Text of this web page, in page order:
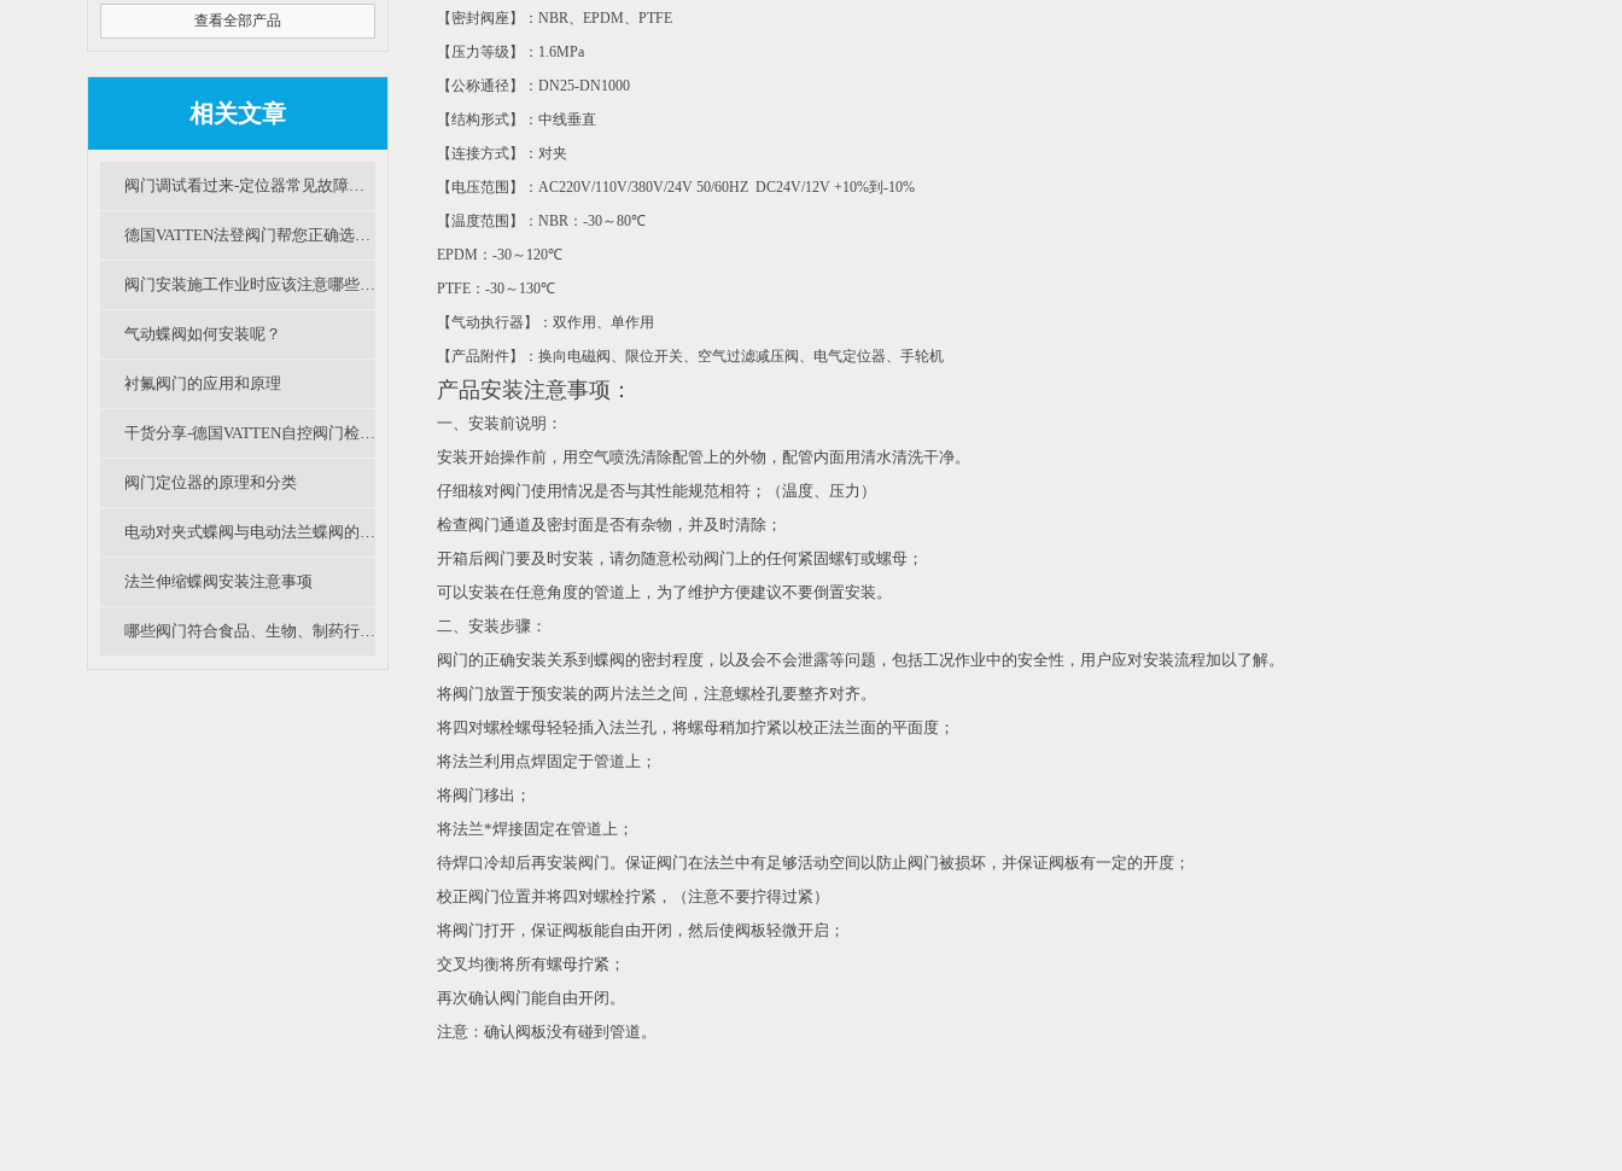
查看全部产品
相关文章
阀门调试看过来-定位器常见故障及办法
德国VATTEN法登阀门帮您正确选择阀门电动执行器
阀门安装施工作业时应该注意哪些事项呢？
气动蝶阀如何安装呢？
衬氟阀门的应用和原理
干货分享-德国VATTEN自控阀门检修规程（一）
阀门定位器的原理和分类
电动对夹式蝶阀与电动法兰蝶阀的区别及选用
法兰伸缩蝶阀安装注意事项
哪些阀门符合食品、生物、制药行业中卫生级阀门的要求？
【密封阀座】： NBR、 EPDM、 PTFE
【压力等级】： 1.6MPa
【公称通径】： DN25-DN1000
【结构形式】：中线垂直
【连接方式】：对夹
【电压范围】： AC220V/110V/380V/24V 50/60HZ DC24V/12V +10%到 -10%
【温度范围】： NBR ： -30～80℃
EPDM ： -30～ 120℃
PTFE ： -30～ 130℃
【气动执行器】：双作用、单作用
【产品附件】：换向电磁阀、限位开关、空气过滤减压阀、电气定位器、手轮机
产品安装注意事项：
一、安装前说明：
安装开始操作前，用空气喷洗清除配管上的外物，配管内面用清水清洗干净。
仔细核对阀门使用情况是否与其性能规范相符；（温度、压力）
检查阀门通道及密封面是否有杂物，并及时清除；
开箱后阀门要及时安装，请勿随意松动阀门上的任何紧固螺钉或螺母；
可以安装在任意角度的管道上，为了维护方便建议不要倒置安装。
二、安装步骤：
阀门的正确安装关系到蝶阀的密封程度，以及会不会泄露等问题，包括工况作业中的安全性，用户应对安装流程加以了解。
将阀门放置于预安装的两片法兰之间，注意螺栓孔要整齐对齐。
将四对螺栓螺母轻轻插入法兰孔，将螺母稍加拧紧以校正法兰面的平面度；
将法兰利用点焊固定于管道上；
将阀门移出；
将法兰*焊接固定在管道上；
待焊口冷却后再安装阀门。保证阀门在法兰中有足够活动空间以防止阀门被损坏，并保证阀板有一定的开度；
校正阀门位置并将四对螺栓拧紧，（注意不要拧得过紧）
将阀门打开，保证阀板能自由开闭，然后使阀板轻微开启；
交叉均衡将所有螺母拧紧；
再次确认阀门能自由开闭。
注意：确认阀板没有碰到管道。